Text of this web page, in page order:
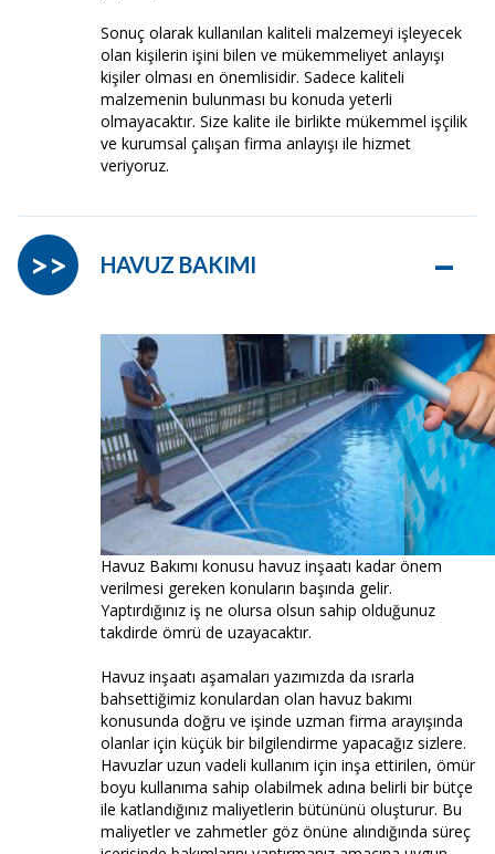
Sonuç olarak kullanılan kaliteli malzemeyi işleyecek
olan kişilerin işini bilen ve mükemmeliyet anlayışı
kişiler olması en önemlisidir. Sadece kaliteli
malzemenin bulunması bu konuda yeterli
olmayacaktır. Size kalite ile birlikte mükemmel işçilik
ve kurumsal çalışan firma anlayışı ile hizmet
veriyoruz.
HAVUZ BAKIMI –
>>
Havuz Bakımı konusu havuz inşaatı kadar önem
verilmesi gereken konuların başında gelir.
Yaptırdığınız iş ne olursa olsun sahip olduğunuz
takdirde ömrü de uzayacaktır.
Havuz inşaatı aşamaları yazımızda da ısrarla
bahsettiğimiz konulardan olan havuz bakımı
konusunda doğru ve işinde uzman firma arayışında
olanlar için küçük bir bilgilendirme yapacağız sizlere.
Havuzlar uzun vadeli kullanım için inşa ettirilen, ömür
boyu kullanıma sahip olabilmek adına belirli bir bütçe
ile katlandığınız maliyetlerin bütününü oluşturur. Bu
maliyetler ve zahmetler göz önüne alındığında süreç